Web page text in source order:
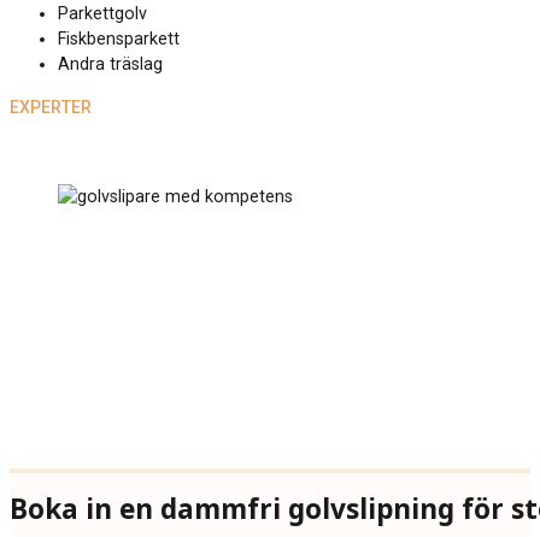
Parkettgolv
Fiskbensparkett
Andra träslag
EXPERTER
Boka in en dammfri golvslipning för